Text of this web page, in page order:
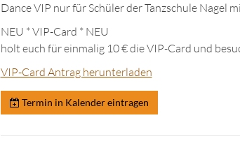
Dance VIP nur für Schüler der Tanzschule Nagel
NEU * VIP-Card * NEU
holt euch für einmalig 10 € die VIP-Card und
VIP-Card Antrag herunterladen
Termin in Kalender eintragen